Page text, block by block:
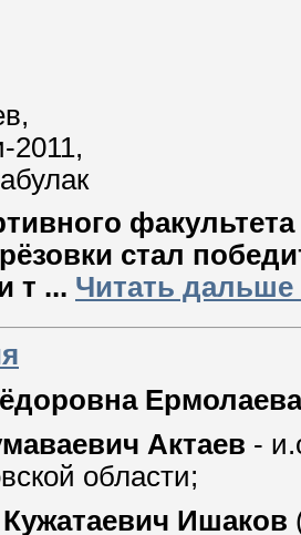
2011,
стал
т ... Читать дальше
Ермолаева
Актаев -
области;
Ишаков